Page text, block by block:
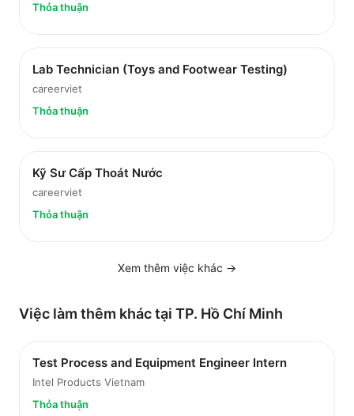
Thỏa thuận
Lab Technician (Toys and Footwear Testing)
careerviet
Thỏa thuận
Kỹ Sư Cấp Thoát Nước
careerviet
Thỏa thuận
Xem thêm việc khác →
Việc làm thêm khác tại TP. Hồ Chí Minh
Test Process and Equipment Engineer Intern
Intel Products Vietnam
Thỏa thuận